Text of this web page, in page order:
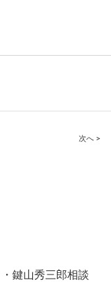
次へ >
鍵山秀三郎相談